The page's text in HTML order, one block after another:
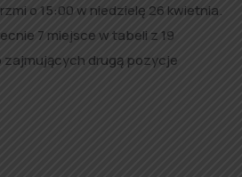
o 15:00 w niedzielę 26 kwietnia.
7 miejsce w tabeli z 19
zajmujących drugą pozycje